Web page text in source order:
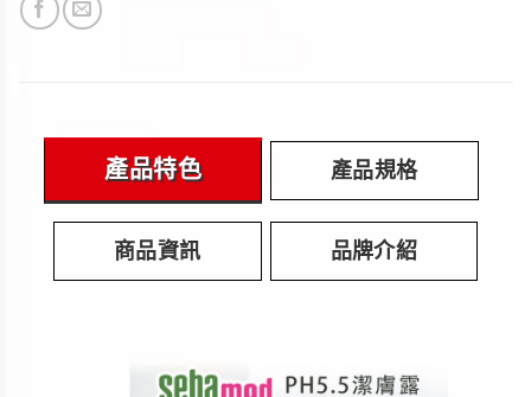
產品特色 產品規格
商品資訊 品牌介紹